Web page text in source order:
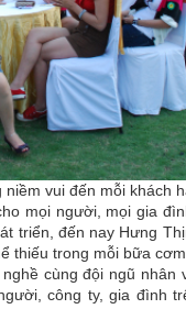
niềm vui đến mỗi khách
mọi người, mọi gia
triển, đến nay Hưng
trong mỗi bữa
cùng đội ngũ nhân
công ty, gia đình